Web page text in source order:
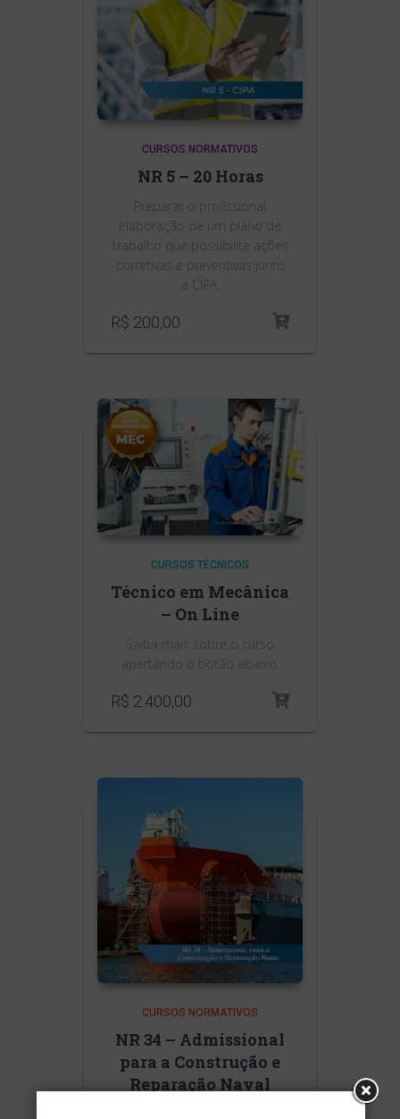
CURSOS NORMATIVOS
NR 5 – 20 Horas
Preparar o profissional
elaboração de um plano de
trabalho que possibilite ações
corretivas e preventivas junto
a CIPA.
R$ 200,00
CURSOS TÉCNICOS
Técnico em Mecânica
– On Line
Saiba mais sobre o curso
apertando o botão abaixo.
R$ 2.400,00
CURSOS NORMATIVOS
NR 34 – Admissional
para a Construção e
Reparação Naval